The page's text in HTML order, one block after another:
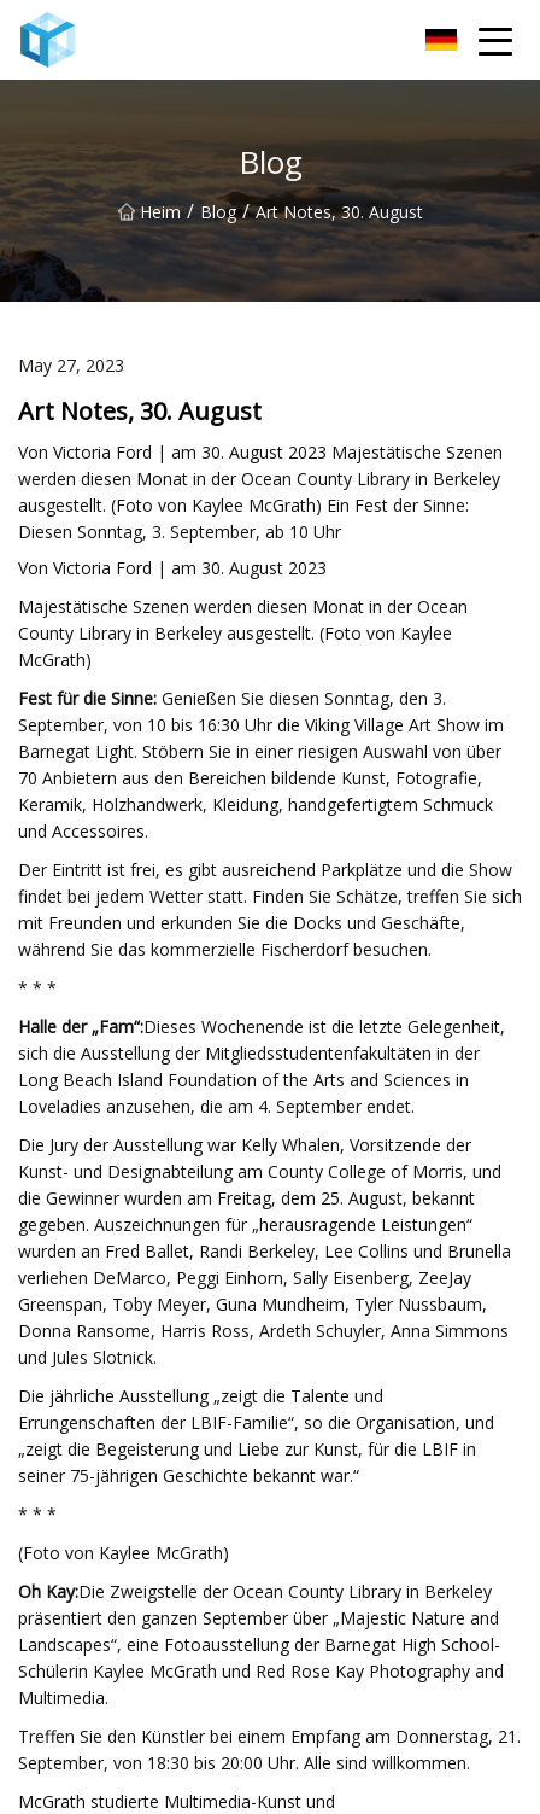
Blog
Heim / Blog / Art Notes, 30. August
May 27, 2023
Art Notes, 30. August
Von Victoria Ford | am 30. August 2023 Majestätische Szenen
werden diesen Monat in der Ocean County Library in Berkeley
ausgestellt. (Foto von Kaylee McGrath) Ein Fest der Sinne:
Diesen Sonntag, 3. September, ab 10 Uhr
Von Victoria Ford | am 30. August 2023
Majestätische Szenen werden diesen Monat in der Ocean
County Library in Berkeley ausgestellt. (Foto von Kaylee
McGrath)
Fest für die Sinne: Genießen Sie diesen Sonntag, den 3.
September, von 10 bis 16:30 Uhr die Viking Village Art Show im
Barnegat Light. Stöbern Sie in einer riesigen Auswahl von über
70 Anbietern aus den Bereichen bildende Kunst, Fotografie,
Keramik, Holzhandwerk, Kleidung, handgefertigtem Schmuck
und Accessoires.
Der Eintritt ist frei, es gibt ausreichend Parkplätze und die Show
findet bei jedem Wetter statt. Finden Sie Schätze, treffen Sie sich
mit Freunden und erkunden Sie die Docks und Geschäfte,
während Sie das kommerzielle Fischerdorf besuchen.
* * *
Halle der „Fam“:Dieses Wochenende ist die letzte Gelegenheit,
sich die Ausstellung der Mitgliedsstudentenfakultäten in der
Long Beach Island Foundation of the Arts and Sciences in
Loveladies anzusehen, die am 4. September endet.
Die Jury der Ausstellung war Kelly Whalen, Vorsitzende der
Kunst- und Designabteilung am County College of Morris, und
die Gewinner wurden am Freitag, dem 25. August, bekannt
gegeben. Auszeichnungen für „herausragende Leistungen“
wurden an Fred Ballet, Randi Berkeley, Lee Collins und Brunella
verliehen DeMarco, Peggi Einhorn, Sally Eisenberg, ZeeJay
Greenspan, Toby Meyer, Guna Mundheim, Tyler Nussbaum,
Donna Ransome, Harris Ross, Ardeth Schuyler, Anna Simmons
und Jules Slotnick.
Die jährliche Ausstellung „zeigt die Talente und
Errungenschaften der LBIF-Familie“, so die Organisation, und
„zeigt die Begeisterung und Liebe zur Kunst, für die LBIF in
seiner 75-jährigen Geschichte bekannt war.“
* * *
(Foto von Kaylee McGrath)
Oh Kay:Die Zweigstelle der Ocean County Library in Berkeley
präsentiert den ganzen September über „Majestic Nature and
Landscapes“, eine Fotoausstellung der Barnegat High School-
Schülerin Kaylee McGrath und Red Rose Kay Photography and
Multimedia.
Treffen Sie den Künstler bei einem Empfang am Donnerstag, 21.
September, von 18:30 bis 20:00 Uhr. Alle sind willkommen.
McGrath studierte Multimedia-Kunst und